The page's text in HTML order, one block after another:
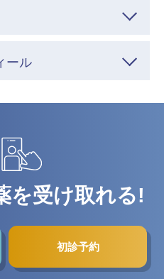
ール
を受け取れる!
初診予約